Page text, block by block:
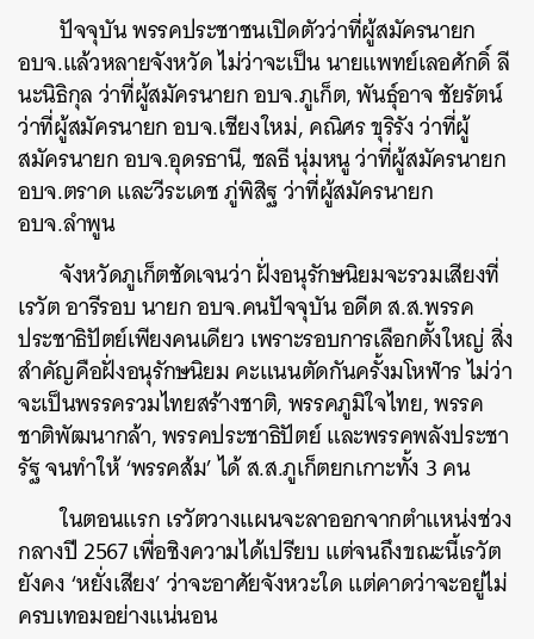
ปัจจุบัน พรรคประชาชนเปิดตัวว่าที่ผู้สมัครนายก
อบจ.แล้วหลายจังหวัด ไม่ว่าจะเป็น นายแพทย์เลอศักดิ์ ลี
นะนิธิกุล ว่าที่ผู้สมัครนายก อบจ.ภูเก็ต, พันธุ์อาจ ชัยรัตน์
ว่าที่ผู้สมัครนายก อบจ.เชียงใหม่, คณิศร ขุริรัง ว่าที่ผู้
สมัครนายก อบจ.อุดรธานี, ชลธี นุ่มหนู ว่าที่ผู้สมัครนายก
อบจ.ตราด และวีระเดช ภู่พิสิฐ ว่าที่ผู้สมัครนายก
อบจ.ลำพูน
จังหวัดภูเก็ตชัดเจนว่า ฝั่งอนุรักษนิยมจะรวมเสียงที่
เรวัต อารีรอบ นายก อบจ.คนปัจจุบัน อดีต ส.ส.พรรค
ประชาธิปัตย์เพียงคนเดียว เพราะรอบการเลือกตั้งใหญ่ สิ่ง
สำคัญคือฝั่งอนุรักษนิยม คะแนนตัดกันครั้งมโหฬาร ไม่ว่า
จะเป็นพรรครวมไทยสร้างชาติ, พรรคภูมิใจไทย, พรรค
ชาติพัฒนากล้า, พรรคประชาธิปัตย์ และพรรคพลังประชา
รัฐ จนทำให้ ‘พรรคส้ม’ ได้ ส.ส.ภูเก็ตยกเกาะทั้ง 3 คน
ในตอนแรก เรวัตวางแผนจะลาออกจากตำแหน่งช่วง
กลางปี 2567 เพื่อชิงความได้เปรียบ แต่จนถึงขณะนี้เรวัต
ยังคง ‘หยั่งเสียง’ ว่าจะอาศัยจังหวะใด แต่คาดว่าจะอยู่ไม่
ครบเทอมอย่างแน่นอน